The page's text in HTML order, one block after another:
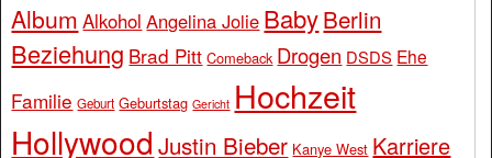
Album Alkohol Angelina Jolie BabyBerlin
Beziehung Brad Pitt Comeback Drogen DSDS Ehe
Familie Geburt Geburtstag Gericht Hochzeit
Hollywood Justin Bieber Kanye West Karriere